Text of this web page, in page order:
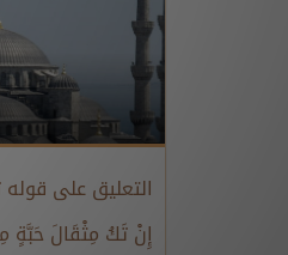
التعليق على قوله
إِنْ تَكُ مِثْقَالَ حَبَّةٍ